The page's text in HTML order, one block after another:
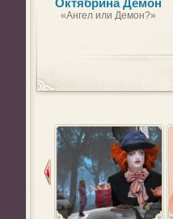
Октябрина Демон
«Ангел или Демон?»